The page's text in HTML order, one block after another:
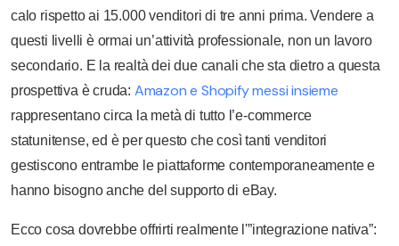
calo rispetto ai 15.000 venditori di tre anni prima. Vendere a
questi livelli è ormai un’attività professionale, non un lavoro
secondario. E la realtà dei due canali che sta dietro a questa
prospettiva è cruda: Amazon e Shopify messi insieme
rappresentano circa la metà di tutto l’e-commerce
statunitense, ed è per questo che così tanti venditori
gestiscono entrambe le piattaforme contemporaneamente e
hanno bisogno anche del supporto di eBay.
Ecco cosa dovrebbe offrirti realmente l'”integrazione nativa”: